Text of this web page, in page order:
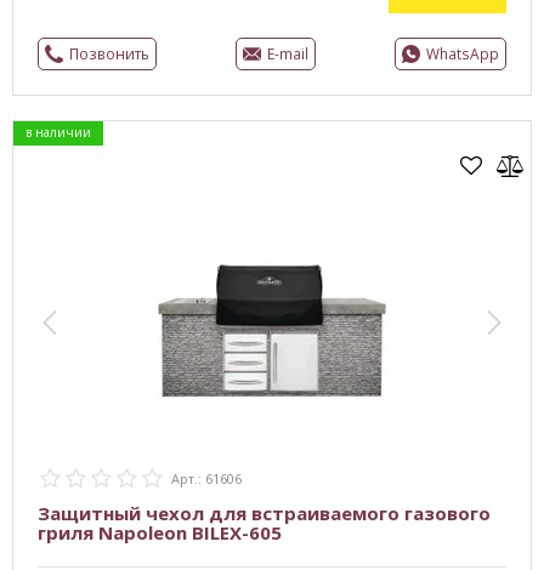
Позвонить E-mail WhatsApp
в наличии
Арт.: 61606
Защитный чехол для встраиваемого газового
гриля Napoleon BILEX-605